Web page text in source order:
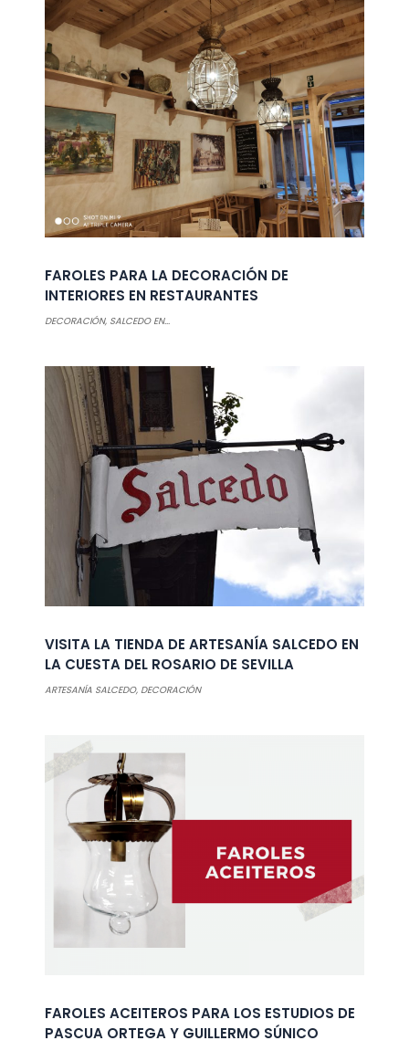
FAROLES PARA LA DECORACIÓN DE
INTERIORES EN RESTAURANTES
DECORACIÓN, SALCEDO EN...
VISITA LA TIENDA DE ARTESANÍA SALCEDO EN
LA CUESTA DEL ROSARIO DE SEVILLA
ARTESANÍA SALCEDO, DECORACIÓN
FAROLES ACEITEROS PARA LOS ESTUDIOS DE
PASCUA ORTEGA Y GUILLERMO SÚNICO